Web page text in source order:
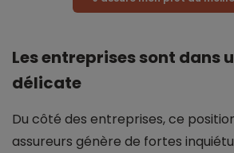
Les entreprises sont dans
délicate
Du côté des entreprises, ce
assureurs génère de fortes